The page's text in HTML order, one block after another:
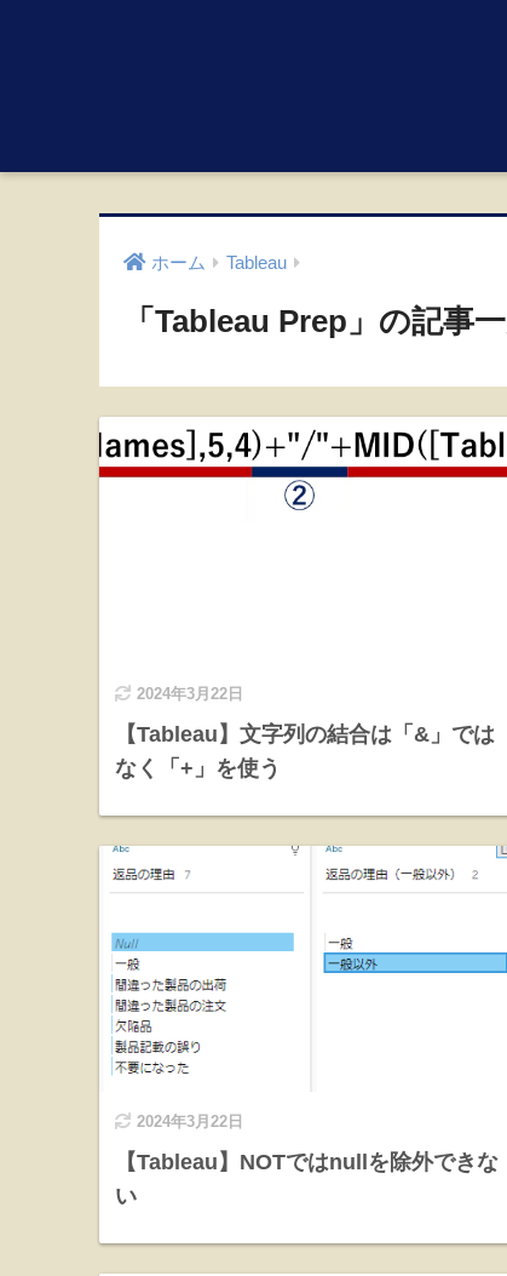
ホーム Tableau
「Tableau Prep」の記事
2024年3月22日
【Tableau】文字列の結合は「&」では
なく「+」を使う
2024年3月22日
【Tableau】NOTではnullを除外できな
い